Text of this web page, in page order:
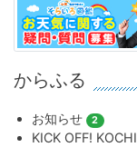
からふる
お知らせ 2
KICK OFF! KOCHI